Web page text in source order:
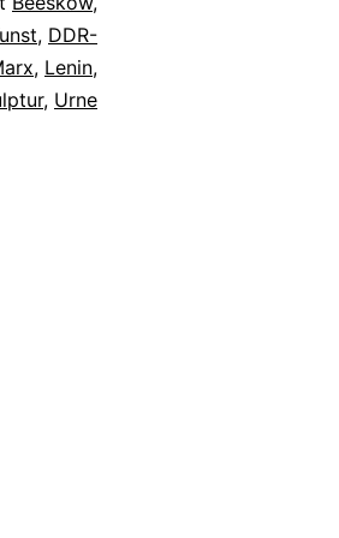
, DDR-
, Lenin,
, Urne